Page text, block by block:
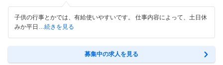
子供の行事とかでは、有給使いやすいです。 仕事内容によって、土日休
みか平日 …続きを見る
募集中の求人を見る